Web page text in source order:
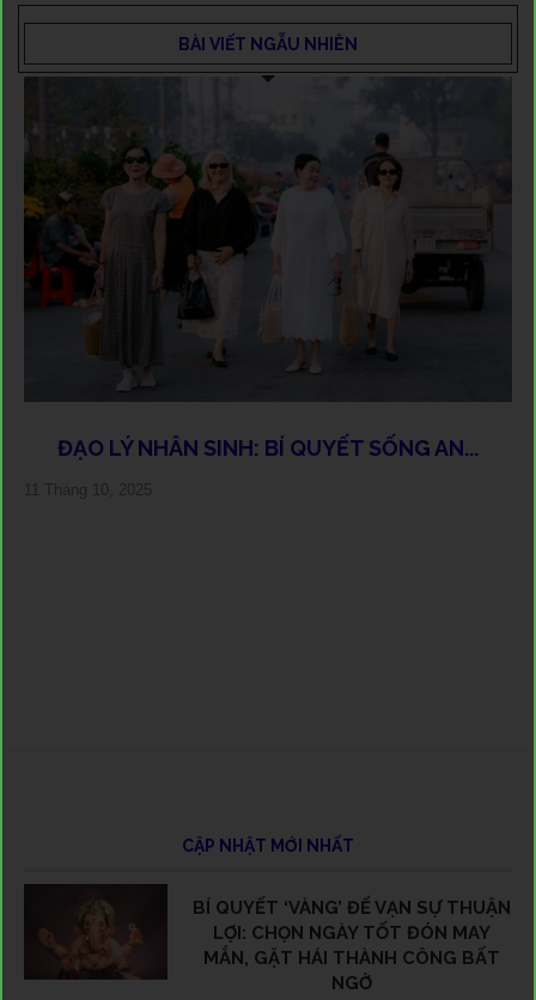
BÀI VIẾT NGẪU NHIÊN
ĐẠO LÝ NHÂN SINH: BÍ QUYẾT SỐNG AN...
11 Tháng 10, 2025
CẬP NHẬT MỚI NHẤT
BÍ QUYẾT ‘VÀNG’ ĐỂ VẠN SỰ THUẬN
LỢI: CHỌN NGÀY TỐT ĐÓN MAY
MẮN, GẶT HÁI THÀNH CÔNG BẤT
NGỜ